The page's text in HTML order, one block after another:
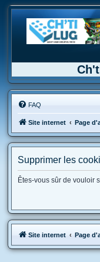
FAQ
Site internet Page
Supprimer les
Êtes-vous sûr de vouloir
Site internet Page